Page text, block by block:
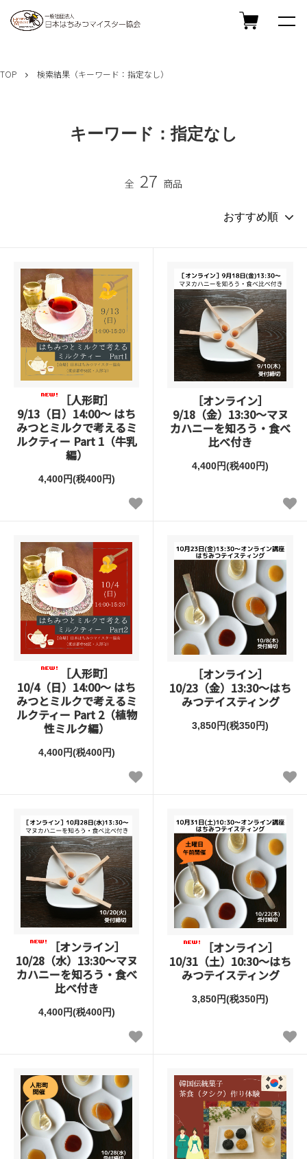
TOP 検索結果（キーワード：指定なし）
キーワード：指定なし
全 27 商品
［人形町］
9/13（日）14:00～ はち
みつとミルクで考えるミ
ルクティー Part 1（牛乳
編）
4,400円(税400円)
［オンライン］
9/18（金）13:30～マヌ
カハニーを知ろう・食べ
比べ付き
4,400円(税400円)
［人形町］
10/4（日）14:00～ はち
みつとミルクで考えるミ
ルクティー Part 2（植物
性ミルク編）
4,400円(税400円)
［オンライン］
10/23（金）13:30～はち
みつテイスティング
3,850円(税350円)
［オンライン］
10/28（水）13:30～マヌ
カハニーを知ろう・食べ
比べ付き
4,400円(税400円)
［オンライン］
10/31（土）10:30～はち
みつテイスティング
3,850円(税350円)